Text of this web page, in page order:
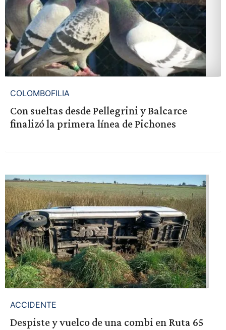
COLOMBOFILIA
Con sueltas desde Pellegrini y Balcarce
finalizó la primera línea de Pichones
ACCIDENTE
Despiste y vuelco de una combi en Ruta 65